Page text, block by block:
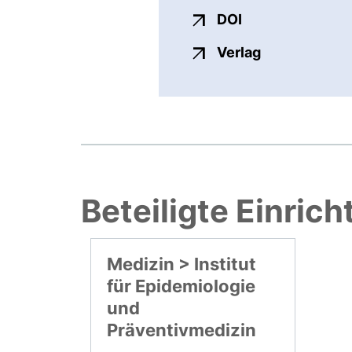
DOI
Verlagexterner
Beteiligte
Medizin > Institut
für Epidemiologie
und
Präventivmedizin